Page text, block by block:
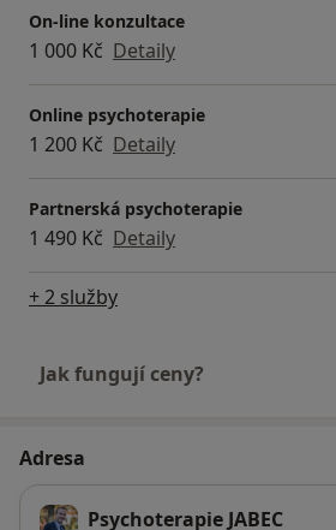
On-line konzultace
1 000 Kč Detaily
Online psychoterapie
1 200 Kč Detaily
Partnerská psychoterapie
1 490 Kč Detaily
+ 2 služby
Jak fungují ceny?
Adresa
Psychoterapie JABEC